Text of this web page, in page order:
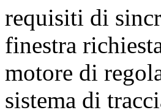
requisiti di
finestra
motore di
sistema di